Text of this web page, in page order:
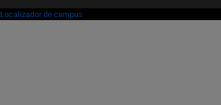
Localizador de campus